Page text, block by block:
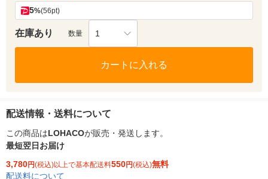
5%(56pt)
在庫あり 数量 1
カートに入れる
配送情報・送料について
この商品はLOHACOが販売・発送します。
最短翌日お届け
3,780円(税込)以上で基本配送料550円(税込)無料
配送料について